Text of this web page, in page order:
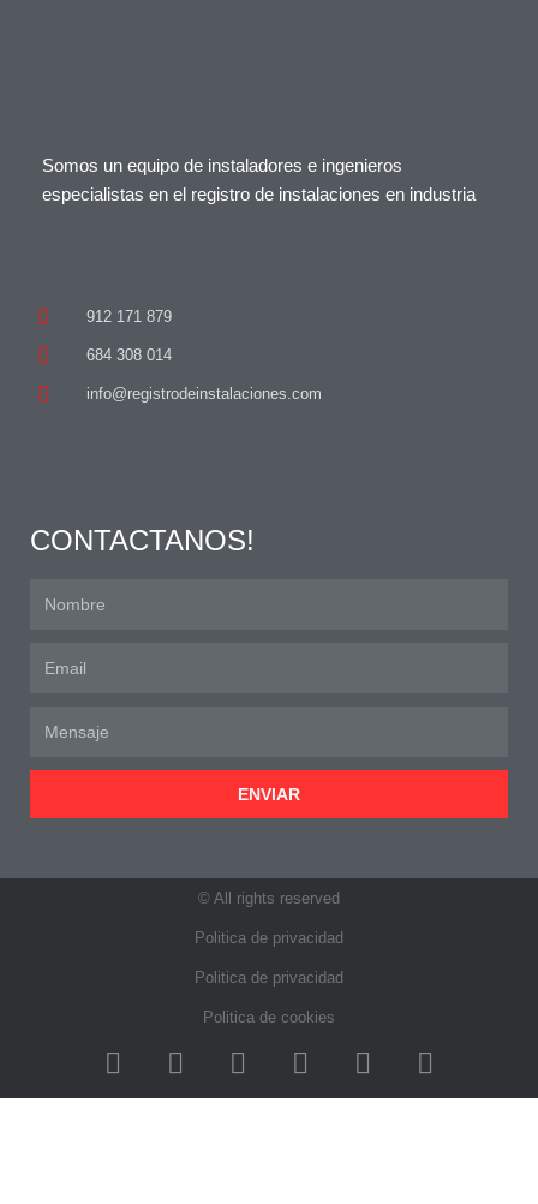
Somos un equipo de instaladores e ingenieros
especialistas en el registro de instalaciones en industria
912 171 879
684 308 014
info@registrodeinstalaciones.com
CONTACTANOS!
ENVIAR
© All rights reserved
Politica de privacidad
Politica de privacidad
Politica de cookies